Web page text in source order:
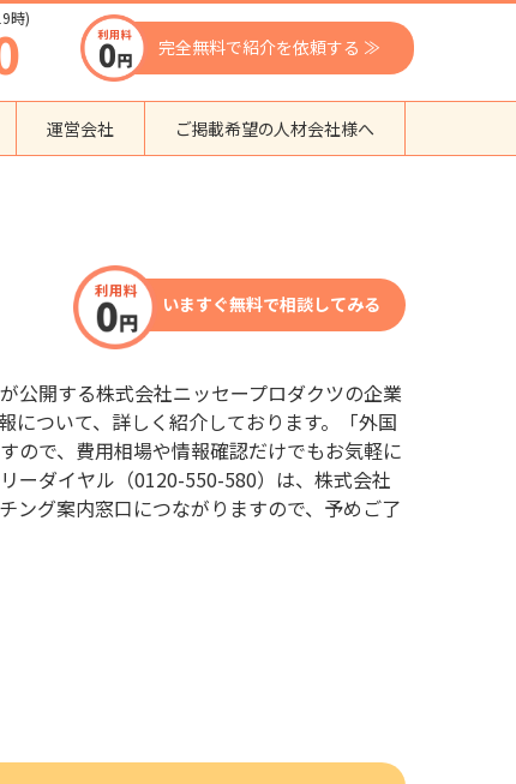
時)
完全無料で紹介を依頼する ≫
登録支援機関
外国人紹介会社
外国人派遣会社
行政書士事務所
送り出し機関
運営会社 ご掲載希望の人材会社様へ
いますぐ無料で相談してみる
公開する株式会社ニッセープロダクツの企業
について、詳しく紹介しております。「外国
ので、費用相場や情報確認だけでもお気軽に
ーダイヤル（0120-550-580）は、株式会社
ング案内窓口につながりますので、予めご了